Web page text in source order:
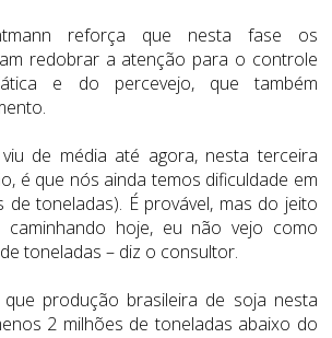
reforça que nesta fase os
redobrar a atenção para o controle
e do percevejo, que também
de média até agora, nesta terceira
é que nós ainda temos dificuldade em
de toneladas). É provável, mas do jeito
hoje, eu não vejo como
toneladas – diz o consultor.
que produção brasileira de soja nesta
2 milhões de toneladas abaixo do